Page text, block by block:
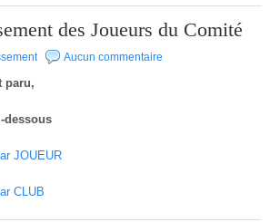
des Joueurs du Comité
Aucun commentaire
paru,
dessous
JOUEUR
CLUB